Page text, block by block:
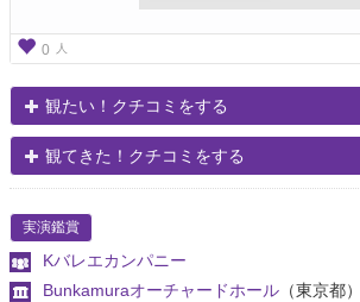
0 人
観たい！クチコミをする
観てきた！クチコミをする
実演鑑賞
Kバレエカンパニー
Bunkamuraオーチャードホール （東京都）